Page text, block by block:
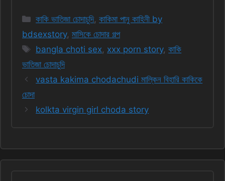
Categories
কাকি ভাতিজা চোদাচুদি,কাকিমা পানু কাহিনী by
bdsexstory, মাসিকে চোদার গল্প
Tags
bangla choti sex, xxx porn story,কাকি
ভাতিজা চোদাচুদি
vasta kakima chodachudi মাল্কিন বিহারি কাকিকে
চোদা
kolkta virgin girl choda story